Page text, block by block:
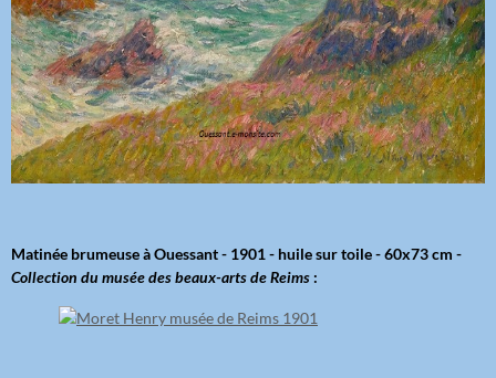
Matinée brumeuse à Ouessant - 1901 - huile sur toile - 60x73 cm -
Collection du musée des beaux-arts de Reims :